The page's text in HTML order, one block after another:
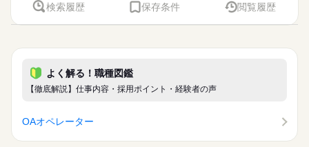
検索履歴 保存条件 閲覧履歴
よく解る！職種図鑑
【徹底解説】仕事内容・採用ポイント・経験者の声
OAオペレーター